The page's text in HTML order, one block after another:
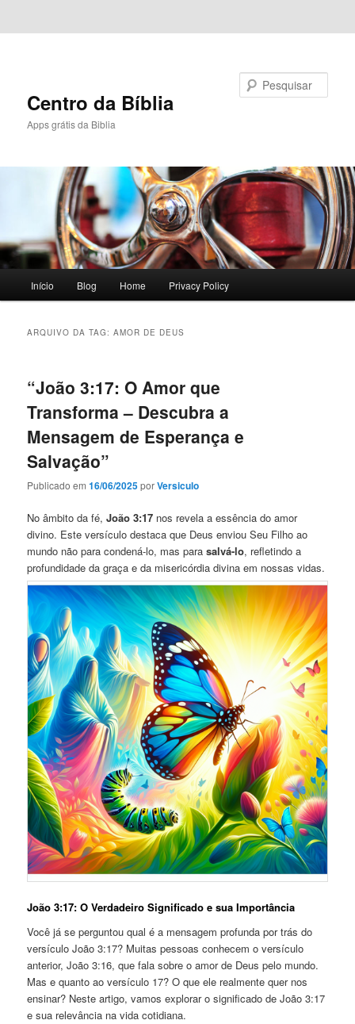
Centro da Bíblia
Apps grátis da Biblia
principal
Início Blog Home Privacy Policy
ARQUIVO DA TAG:AMOR DE DEUS
“João 3:17: O Amor que
Transforma – Descubra a
Mensagem de Esperança e
Salvação”
Publicado em16/06/2025porVersiculo
No âmbito da fé,João 3:17 nos revela a essência do amor
divino. Este versículo destaca que Deus enviou Seu Filho ao
mundo não para condená-lo, mas parasalvá-lo, refletindo a
profundidade da graça e da misericórdia divina em nossas vidas.
João 3:17: O Verdadeiro Significado e sua Importância
Você já se perguntou qual é a mensagem profunda por trás do
versículo João 3:17? Muitas pessoas conhecem o versículo
anterior, João 3:16, que fala sobre o amor de Deus pelo mundo.
Mas e quanto ao versículo 17? O que ele realmente quer nos
ensinar? Neste artigo, vamos explorar o significado de João 3:17
e sua relevância na vida cotidiana.